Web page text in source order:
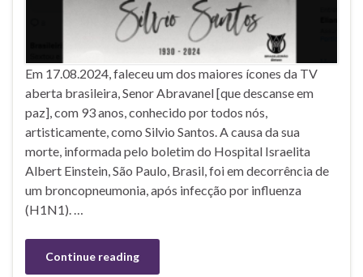
Em 17.08.2024, faleceu um dos maiores ícones da TV
aberta brasileira, Senor Abravanel [que descanse em
paz], com 93 anos, conhecido por todos nós,
artisticamente, como Silvio Santos. A causa da sua
morte, informada pelo boletim do Hospital Israelita
Albert Einstein, São Paulo, Brasil, foi em decorrência de
um broncopneumonia, após infecção por influenza
(H1N1). …
Continue reading